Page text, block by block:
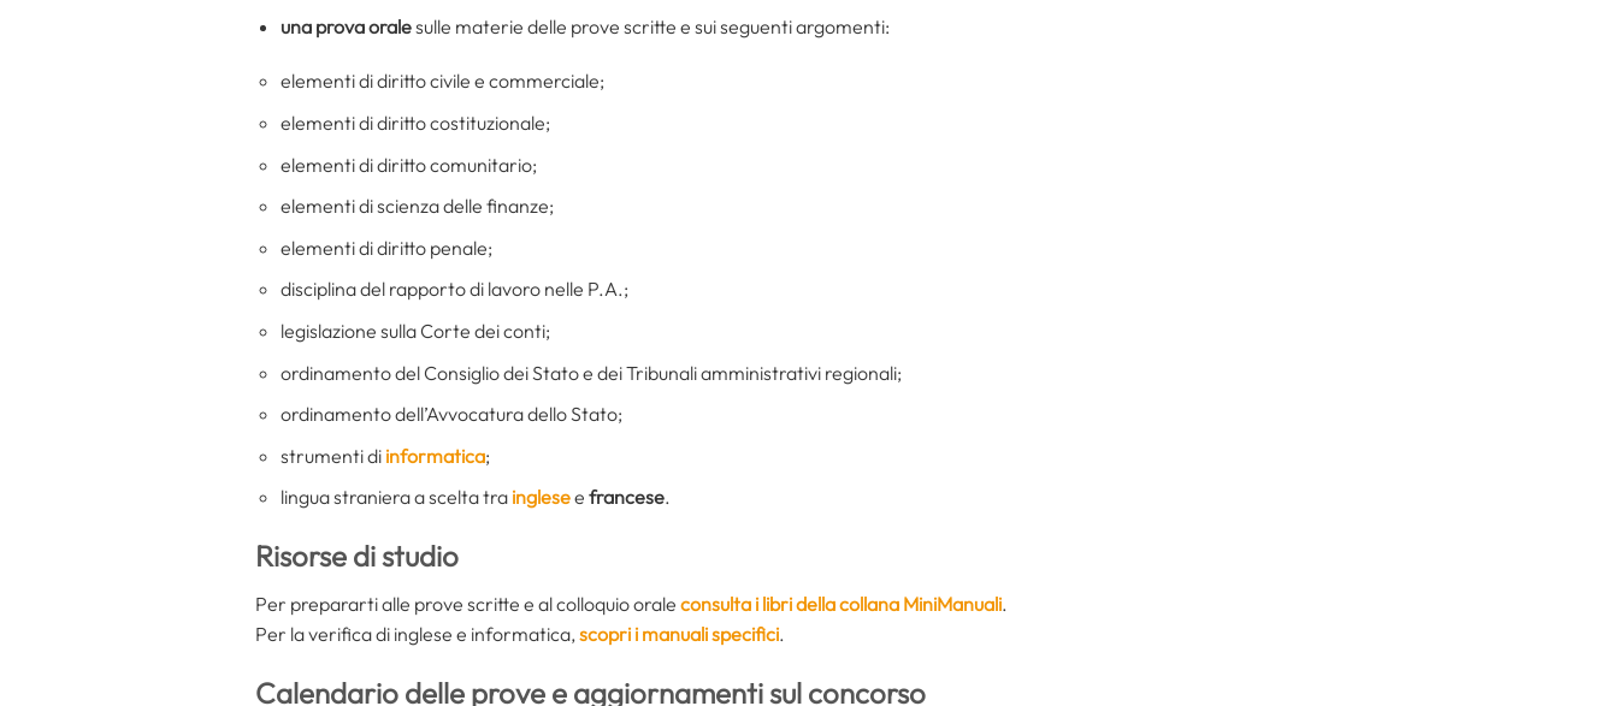
una prova oralesulle materie delle prove scritte e sui seguenti argomenti:
elementi di diritto civile e commerciale;
elementi di diritto costituzionale;
elementi di diritto comunitario;
elementi di scienza delle finanze;
elementi di diritto penale;
disciplina del rapporto di lavoro nelle P.A.;
legislazione sulla Corte dei conti;
ordinamento del Consiglio dei Stato e dei Tribunali amministrativi regionali;
ordinamento dell’Avvocatura dello Stato;
strumenti di informatica;
lingua straniera a scelta tra inglesee francese.
Risorse di studio
Per prepararti alle prove scritte e al colloquio orale consulta i libri della collana MiniManuali.
Per la verifica di inglese e informatica,scopri i manuali specifici.
Calendario delle prove e aggiornamenti sul concorso